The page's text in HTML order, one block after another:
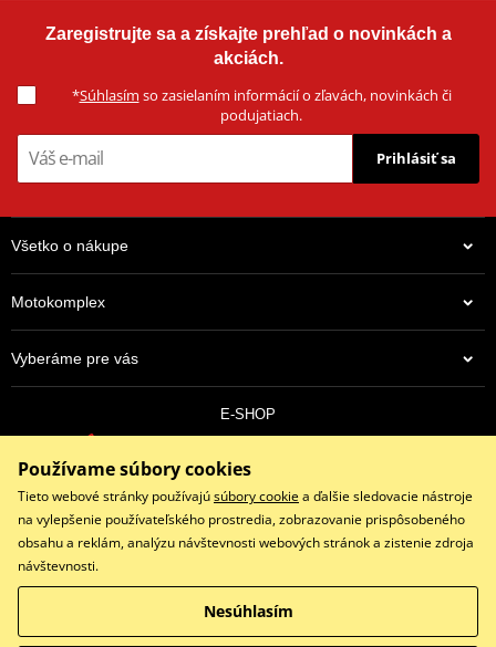
Zaregistrujte sa a získajte prehľad o novinkách a
akciách.
*Súhlasím so zasielaním informácií o zľavách, novinkách či
podujatiach.
Prihlásiť sa
Všetko o nákupe
Motokomplex
Vyberáme pre vás
E-SHOP
objednavky@eshopmotokomplex.sk
Po - Pia: 8:30-17:00 | Nedeľa: ZATVORENÉ
Facebook
Copyright © 2026 www.eshopmotokomplex.sk
Všetky práva vyhradené
Používame súbory cookies
Tieto webové stránky používajúsúbory cookiea ďalšie sledovacie nástroje
na vylepšenie používateľského prostredia, zobrazovanie prispôsobeného
obsahu a reklám, analýzu návštevnosti webových stránok a zistenie zdroja
návštevnosti.
Nesúhlasím